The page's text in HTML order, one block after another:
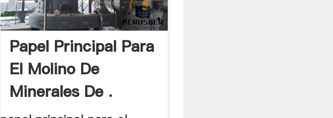
Papel Principal Para
El Molino De
Minerales De .